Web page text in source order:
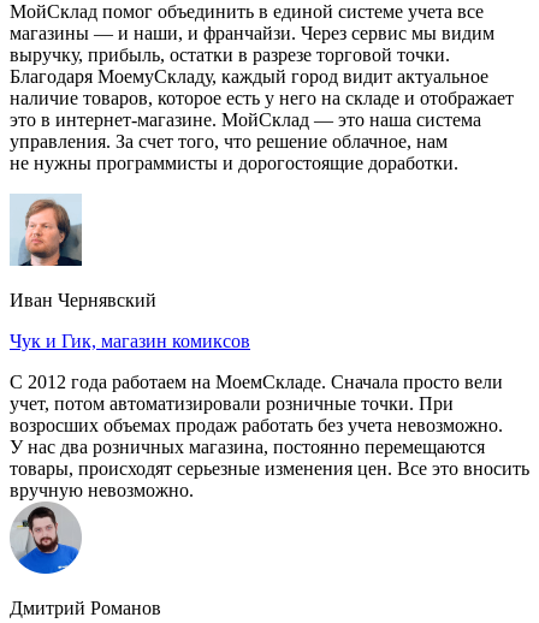
МойСклад помог объединить в единой системе учета все
магазины — и наши, и франчайзи. Через сервис мы видим
выручку, прибыль, остатки в разрезе торговой точки.
Благодаря МоемуСкладу, каждый город видит актуальное
наличие товаров, которое есть у него на складе и отображает
это в интернет-магазине. МойСклад — это наша система
управления. За счет того, что решение облачное, нам
не нужны программисты и дорогостоящие доработки.
Иван Чернявский
Чук и Гик, магазин комиксов
С 2012 года работаем на МоемСкладе. Сначала просто вели
учет, потом автоматизировали розничные точки. При
возросших объемах продаж работать без учета невозможно.
У нас два розничных магазина, постоянно перемещаются
товары, происходят серьезные изменения цен. Все это вносить
вручную невозможно.
Дмитрий Романов